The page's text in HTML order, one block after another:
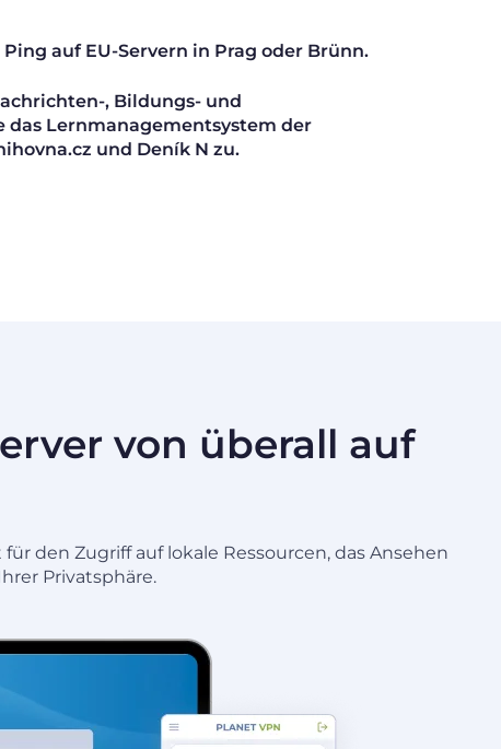
auf EU-Servern in Prag oder Brünn.
, Bildungs- und
Lernmanagementsystem der
und Deník N zu.
von überall auf
den Zugriff auf lokale Ressourcen, das Ansehen
Privatsphäre.